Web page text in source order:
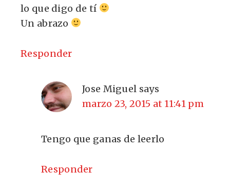
lo que digo de tí
Un abrazo
Responder
Jose Miguel says
marzo 23, 2015 at 11:41 pm
Tengo que ganas de leerlo
Responder